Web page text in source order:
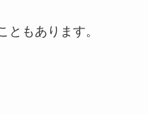
ともあります。